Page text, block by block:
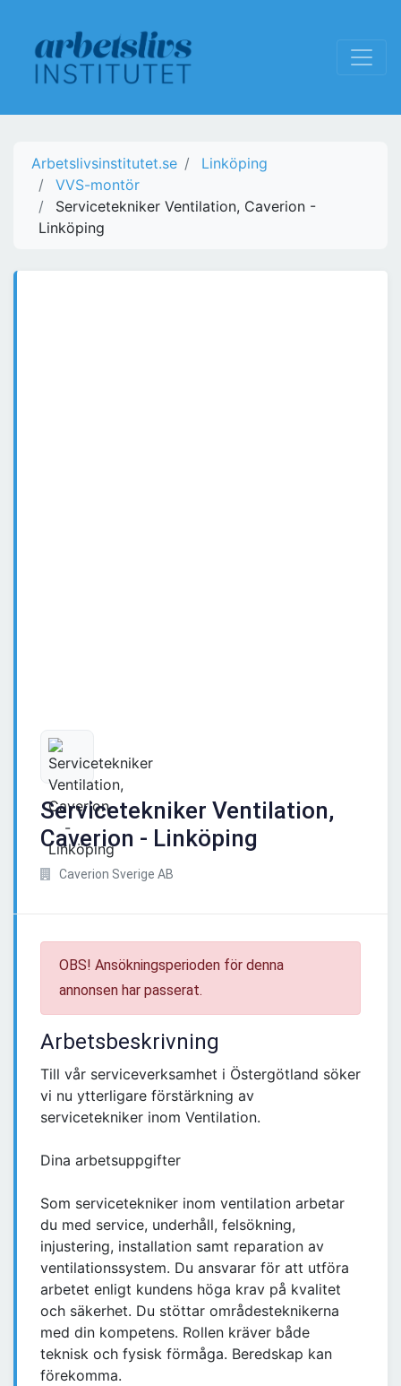
Arbetslivsinstitutet.se
Linköping
VVS-montör
Servicetekniker Ventilation, Caverion -
Linköping
Servicetekniker Ventilation,
Caverion - Linköping
Caverion Sverige AB
OBS! Ansökningsperioden för denna
annonsen har passerat.
Arbetsbeskrivning
Till vår serviceverksamhet i Östergötland söker
vi nu ytterligare förstärkning av
servicetekniker inom Ventilation.
Dina arbetsuppgifter
Som servicetekniker inom ventilation arbetar
du med service, underhåll, felsökning,
injustering, installation samt reparation av
ventilationssystem. Du ansvarar för att utföra
arbetet enligt kundens höga krav på kvalitet
och säkerhet. Du stöttar områdesteknikerna
med din kompetens. Rollen kräver både
teknisk och fysisk förmåga. Beredskap kan
förekomma.